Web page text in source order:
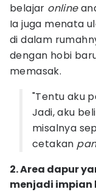
belajar online
Ia juga menata
di dalam
dengan hobi
memasak.
"Tentu aku
Jadi, aku
misalnya
cetakan
2. Area dapur
menjadi impian